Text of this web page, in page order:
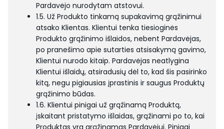
Pardavėjo nurodytam atstovui.
1.5. Už Produkto tinkamą supakavimą grąžinimui
atsako Klientas. Klientui tenka tiesioginės
Produkto grąžinimo išlaidos, nebent Pardavėjas,
po pranešimo apie sutarties atsisakymą gavimo,
Klientui nurodo kitaip. Pardavėjas neatlygina
Klientui išlaidų, atsiradusių dėl to, kad šis pasirinko
kitą, negu pigiausias įprastinis ir saugus Produktų
grąžinimo būdas.
1.6. Klientui pinigai už grąžinamą Produktą,
įskaitant pristatymo išlaidas, grąžinami po to, kai
Produktas yra grąžinamas Pardavėjui. Pinigai